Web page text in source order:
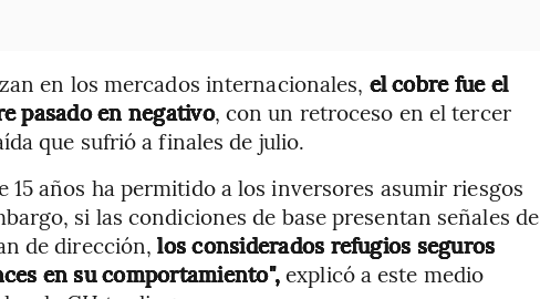
en los mercados internacionales, el cobre fue el
pasado en negativo, con un retroceso en el tercer
que sufrió a finales de julio.
años ha permitido a los inversores asumir riesgos
si las condiciones de base presentan señales de
de dirección, los considerados refugios seguros
en su comportamiento",explicó a este medio